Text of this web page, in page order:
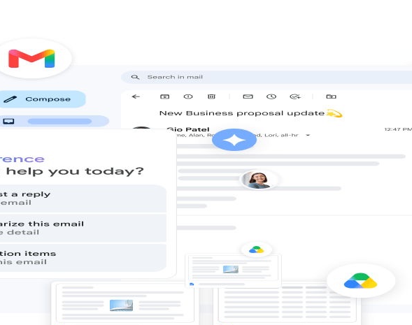
verze Gmailu, Kalendáře, Disku, Meetu a dalších služeb. S užitečnou